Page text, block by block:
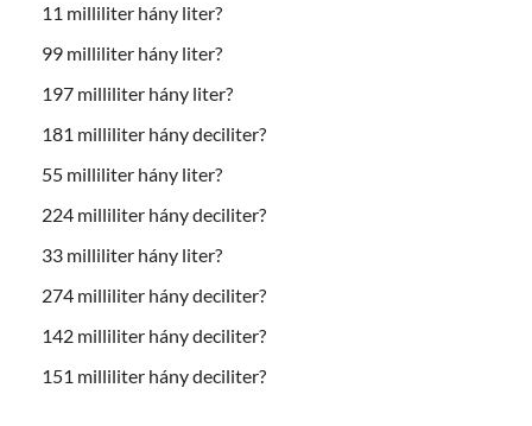
11 milliliter hány liter?
99 milliliter hány liter?
197 milliliter hány liter?
181 milliliter hány deciliter?
55 milliliter hány liter?
224 milliliter hány deciliter?
33 milliliter hány liter?
274 milliliter hány deciliter?
142 milliliter hány deciliter?
151 milliliter hány deciliter?